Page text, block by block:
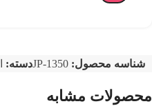
شناسه محصول:JP-1350دسته:
محصولات مشابه